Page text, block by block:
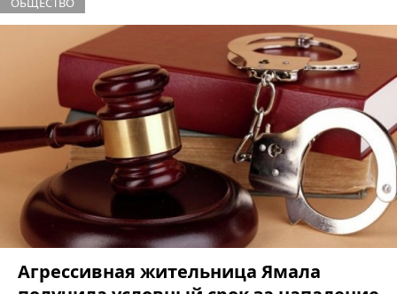
Агрессивная жительница Ямала